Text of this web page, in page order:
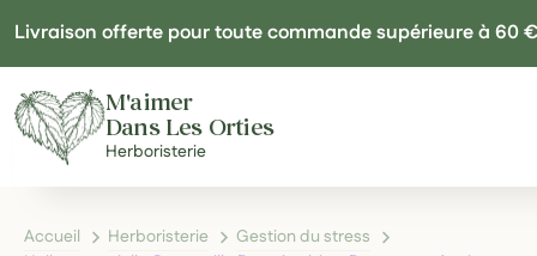
Livraison offerte pour toute commande supérieure à 60 €
M'aimer
Dans Les Orties
Herboristerie
Accueil Herboristerie
Gestion du stress